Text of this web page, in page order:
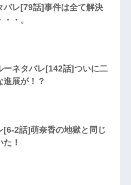
バレ[79話]事件は全て解決
・。
ーネタバレ[142話]ついに二
進展が！？
[6-2話]萌奈香の地獄と同じ
！